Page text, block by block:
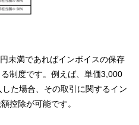
未満であればインボイスの保存
制度です。例えば、単価3,000
た場合、その取引に関するイン
控除が可能です。